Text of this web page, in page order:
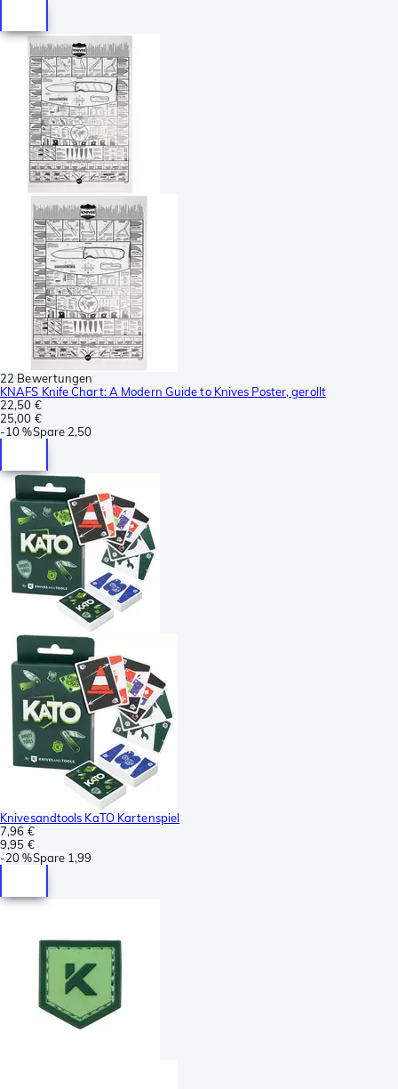
22 Bewertungen
KNAFS Knife Chart: A Modern Guide to Knives Poster, gerollt
22,50 €
25,00 €
-10 %Spare 2,50
Knivesandtools KaTO Kartenspiel
7,96 €
9,95 €
-20 %Spare 1,99